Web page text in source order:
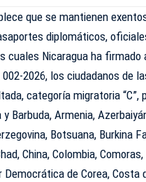
que se mantienen
diplomáticos,
cuales Nicaragua ha firmado
2026, los ciudadanos de
categoría migratoria “C”,
Barbuda, Armenia,
Botsuana, Burkina
China, Colombia,
Democrática de Corea, Costa